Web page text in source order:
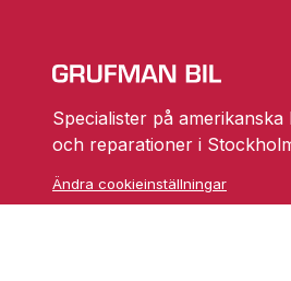
Specialister på
och reparationer i
Ändra cookieinställningar